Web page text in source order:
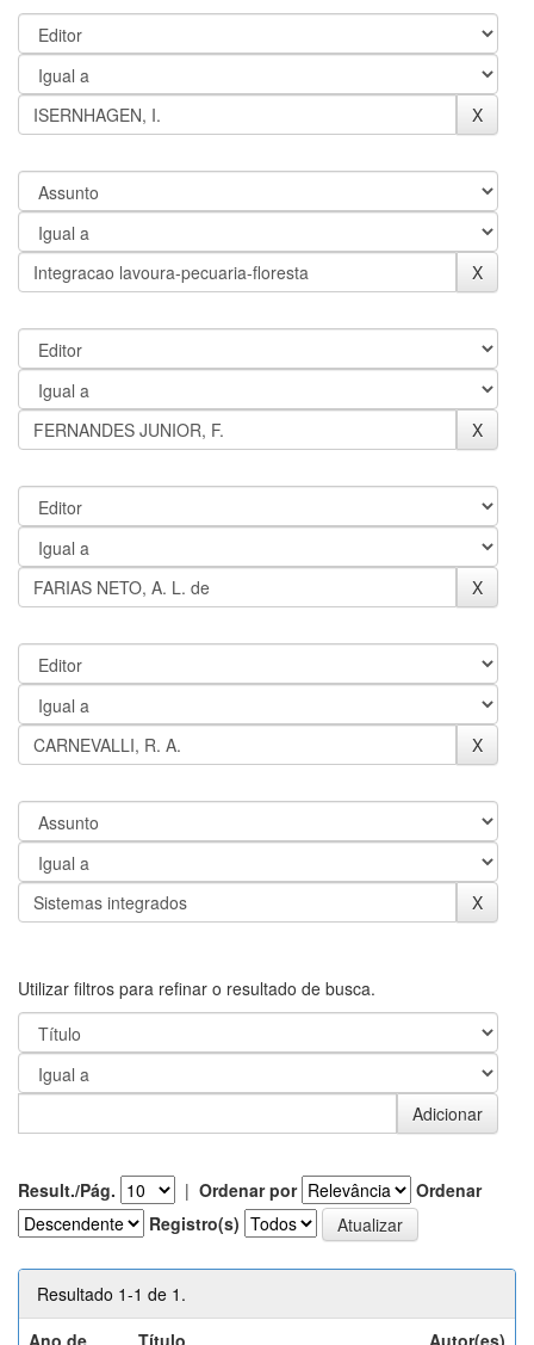
Utilizar filtros para refinar o resultado de busca.
Result./Pág. | Ordenar por
Ordenar
Registro(s)
Resultado 1-1 de 1.
Ano de
Título Autor(es)